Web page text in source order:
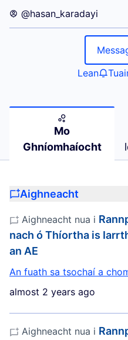
@hasan_karadayi
Lean
Mo
Ghníomhaíocht
Aighneacht
almost 2 years ago
Aighneacht nua i
nach ó Thíortha is
an AE
An fuath sa tsochaí a
Aighneacht nua i